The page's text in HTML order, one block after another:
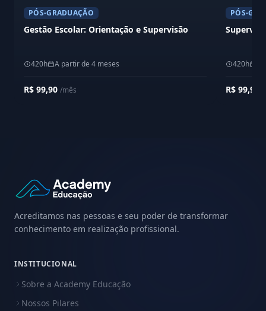
PÓS-GRADUAÇÃO
Gestão Escolar: Orientação e Supervisão
420h A partir de 4 meses
R$ 99,90 /mês
PÓS-
420h
R$ 99,90
Acreditamos nas pessoas e seu poder de transformar
conhecimento em realização profissional.
INSTITUCIONAL
Sobre a Academy Educação
Nossos Pilares